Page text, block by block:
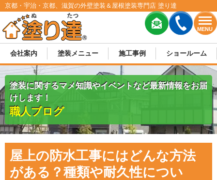
MENU
京都・宇治・京都、滋賀の外壁塗装＆屋根塗装専門店 塗り達
会社案内 塗装メニュー 施工事例 ショールーム
塗装に関するマメ知識やイベントなど最新情報をお届
けします！
職人ブログ
屋上の防水工事にはどんな方法
がある？種類や耐久性につい